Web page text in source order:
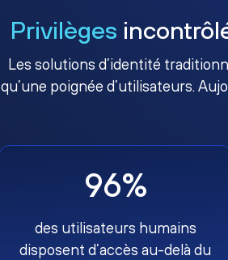
Privilèges
Les solutions d’identité
qu’une poignée d’utilisateurs.
96%
des utilisateurs humains
disposent d’accès au-delà du